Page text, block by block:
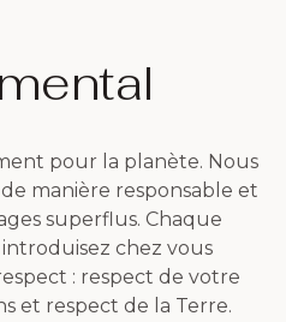
pour la planète. Nous
manière responsable et
superflus. Chaque
chez vous
: respect de votre
et respect de la Terre.